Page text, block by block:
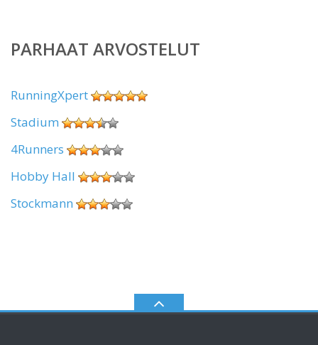
PARHAAT ARVOSTELUT
RunningXpert
Stadium
4Runners
Hobby Hall
Stockmann